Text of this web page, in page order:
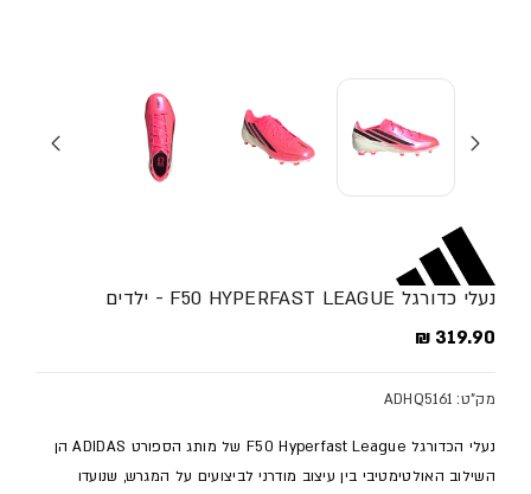
נעלי כדורגל F50 HYPERFAST LEAGUE - ילדים
מחיר מלא
319.90 ₪
מק"ט: ADHQ5161
נעלי הכדורגל F50 Hyperfast League של מותג הספורט ADIDAS הן
השילוב האולטימטיבי בין עיצוב מודרני לביצועים על המגרש, שנועדו